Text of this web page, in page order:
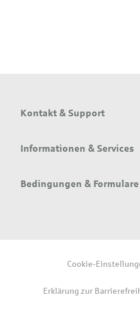
Kontakt & Support
Informationen & Services
Bedingungen & Formulare
Cookie-
Erklärung zur